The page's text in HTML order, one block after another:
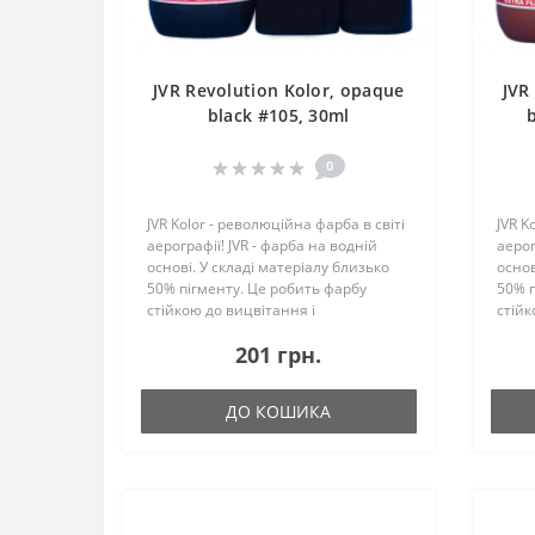
JVR Revolution Kolor, opaque
black #105, 30ml
0
JVR Kolor - революційна фарба в світі
аерографії! JVR - фарба на водній
основі. У складі матеріалу близько
50% пігменту. Це робить фарбу
стійкою до вицвітання і
особливістю JVR є те, що до складу не
201 грн.
ДО КОШИКА
JVR
50%